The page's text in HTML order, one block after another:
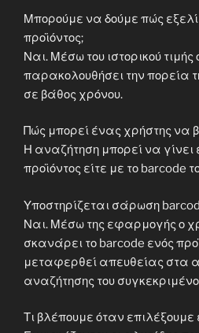
Μπορούμε να δούμε πώς
προϊόντος;
Ναι. Μέσω του ιστορικού
παρακολουθήσει την πορεία
σε βάθος χρόνου.
Πώς μπορεί ένας χρήστης να
Η αναζήτηση μπορεί να γίνει
προϊόντος είτε με το barcode
Υποστηρίζεται σάρωση
Ναι. Μέσω της εφαρμογής ο
σκανάρει το barcode ενός
μεταφερθεί απευθείας στα
αναζήτησης του
Τι βλέπουμε όταν επιλέξουμε